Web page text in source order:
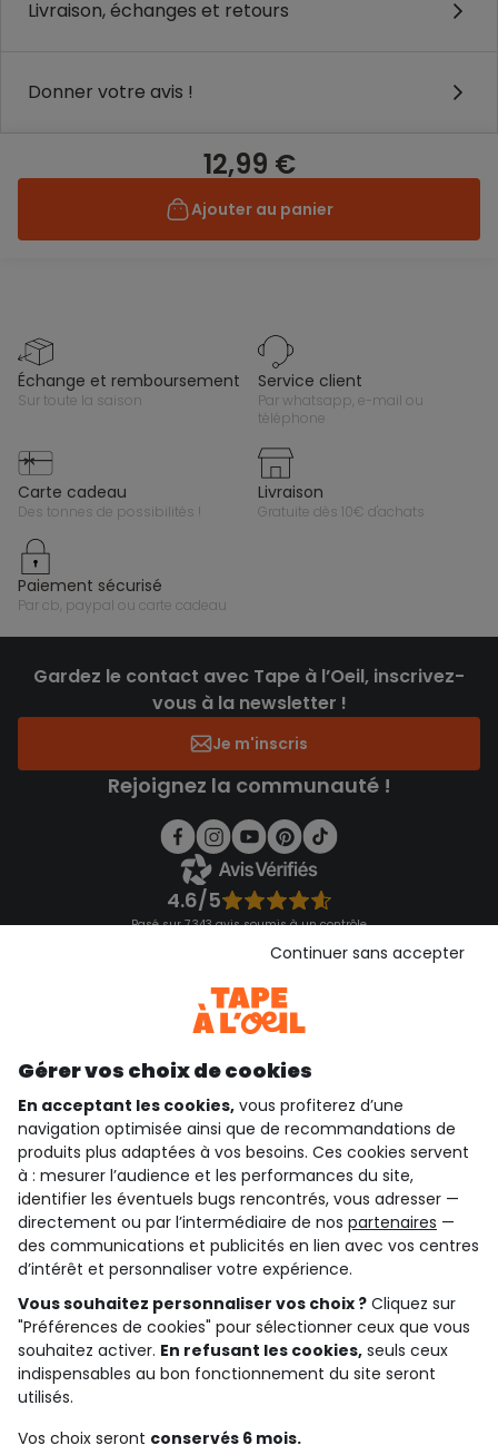
Livraison, échanges et retours
Donner votre avis !
12,99 €
Ajouter au panier
échange et remboursement
sur toute la saison
service client
par whatsapp, e-mail ou
téléphone
carte cadeau
des tonnes de possibilités !
livraison
gratuite dès 10€ d'achats
paiement sécurisé
par cb, paypal ou carte cadeau
Gardez le contact avec Tape à l’Oeil, inscrivez-
vous à la newsletter !
Je m'inscris
Rejoignez la communauté !
4.6/5
Basé sur 7 343 avis soumis à un contrôle
Consulter les CGU
qui sommes-nous ?
besoin d'aide ?
le club fidélité
notre catalogue
Conditions générales de ventes et d'utilisation
Conditions d’utilisation des réseaux sociaux
Politique de confidentialité
Cookies et données personnelles
Gérer vos choix de cookies
En acceptant les cookies, vous profiterez d’une
navigation optimisée ainsi que de recommandations de
produits plus adaptées à vos besoins. Ces cookies servent
à : mesurer l’audience et les performances du site,
identifier les éventuels bugs rencontrés, vous adresser —
directement ou par l’intermédiaire de nos partenaires —
des communications et publicités en lien avec vos centres
d’intérêt et personnaliser votre expérience.
Vous souhaitez personnaliser vos choix ? Cliquez sur
"Préférences de cookies" pour sélectionner ceux que vous
souhaitez activer. En refusant les cookies, seuls ceux
indispensables au bon fonctionnement du site seront
utilisés.
Vos choix seront conservés 6 mois.
Continuer sans accepter